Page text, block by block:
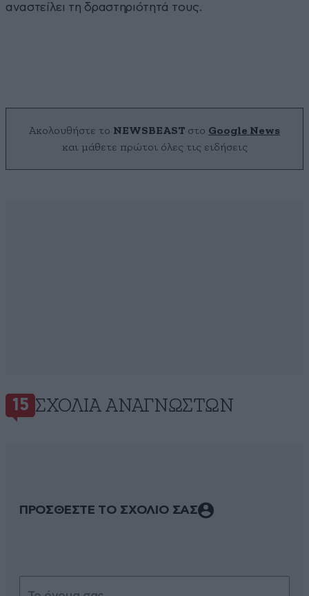
αναστείλει τη δραστηριότητά τους.
Ακολουθήστε το NEWSBEAST στο Google News
και μάθετε πρώτοι όλες τις ειδήσεις
15 ΣΧΌΛΙΑ ΑΝΑΓΝΩΣΤΏΝ
ΠΡΟΣΘΕΣΤΕ ΤΟ ΣΧΟΛΙΟ ΣΑΣ